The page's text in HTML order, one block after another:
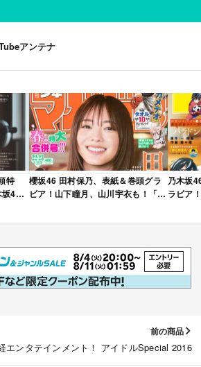
アンテナ
特
坂46
櫻坂46 田村保乃、表紙＆巻頭グラ
ビア！山下瞳月、山川宇衣も！「週
合併号」本日4/28発売！
乃木坂
ラビア
売！
前の商品
エンタテインメント！ アイドルSpecial 2016